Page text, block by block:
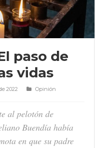
paso de
vidas
2022
Opinión
al pelotón de
Buendía había
en que su padre